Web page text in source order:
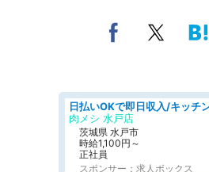
肉メシ 水戸店
茨城県 水戸市
時給1,100円～
正社員
スポンサー：求人ボックス